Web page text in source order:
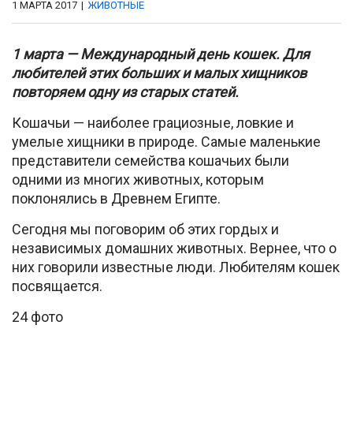
1 МАРТА 2017 | ЖИВОТНЫЕ
1 марта — Международный день кошек. Для
любителей этих больших и малых хищников
повторяем одну из старых статей.
Кошачьи — наиболее грациозные, ловкие и
умелые хищники в природе. Самые маленькие
представители семейства кошачьих были
одними из многих животных, которым
поклонялись в Древнем Египте.
Сегодня мы поговорим об этих гордых и
независимых домашних животных. Вернее, что о
них говорили известные люди. Любителям кошек
посвящается.
24 фото